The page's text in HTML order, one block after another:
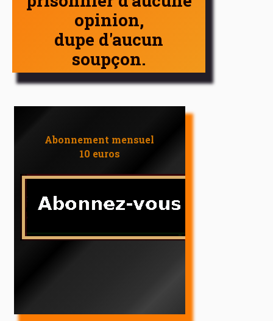
opinion,
dupe d'aucun
soupçon.
Abonnement mensuel
10 euros